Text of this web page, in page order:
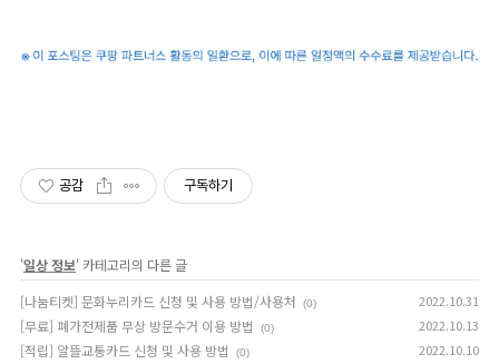
공감 구독하기
'일상 정보' 카테고리의 다른 글
[나눔티켓] 문화누리카드 신청 및 사용 방법/사용처
(0) 2022.10.31
[무료] 폐가전제품 무상 방문수거 이용 방법 (0) 2022.10.13
[적립] 알뜰교통카드 신청 및 사용 방법 (0) 2022.10.10